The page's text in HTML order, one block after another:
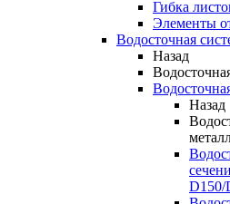
Гибка
Элементы
Водосточная
Назад
Назад
D150/